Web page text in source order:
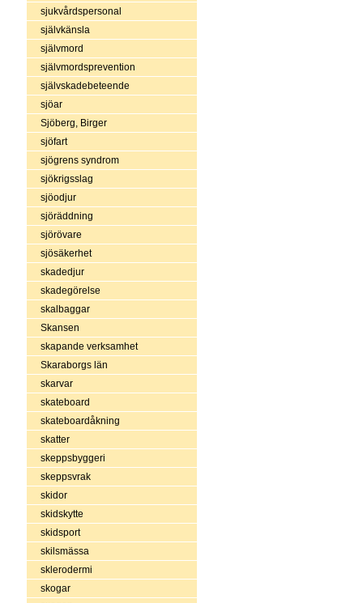
sjukvårdspersonal
självkänsla
självmord
självmordsprevention
självskadebeteende
sjöar
Sjöberg, Birger
sjöfart
sjögrens syndrom
sjökrigsslag
sjöodjur
sjöräddning
sjörövare
sjösäkerhet
skadedjur
skadegörelse
skalbaggar
Skansen
skapande verksamhet
Skaraborgs län
skarvar
skateboard
skateboardåkning
skatter
skeppsbyggeri
skeppsvrak
skidor
skidskytte
skidsport
skilsmässa
sklerodermi
skogar